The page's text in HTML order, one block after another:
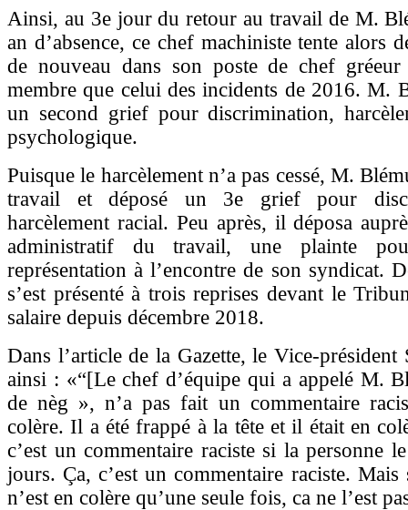
Ainsi, au 3e jour du retour au travail de M.
an d’absence, ce chef machiniste tente alors
de nouveau dans son poste de chef
membre que celui des incidents de 2016. M.
un second grief pour discrimination,
psychologique.
Puisque le harcèlement n’a pas cessé, M.
travail et déposé un 3e grief pour
harcèlement racial. Peu après, il déposa
administratif du travail, une plainte
représentation à l’encontre de son syndicat.
s’est présenté à trois reprises devant le
salaire depuis décembre 2018.
Dans l’article de la Gazette, le Vice-président
ainsi : «“[Le chef d’équipe qui a appelé M.
de nèg », n’a pas fait un commentaire
colère. Il a été frappé à la tête et il était en
c’est un commentaire raciste si la personne
jours. Ça, c’est un commentaire raciste. Mais
n’est en colère qu’une seule fois, ca ne l’est